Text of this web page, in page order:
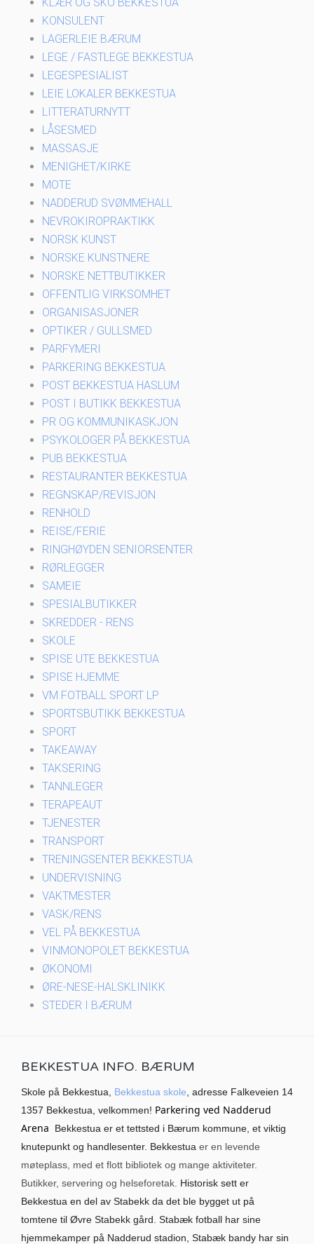
KONSULENT
LAGERLEIE BÆRUM
LEGE / FASTLEGE BEKKESTUA
LEGESPESIALIST
LEIE LOKALER BEKKESTUA
LITTERATURNYTT
LÅSESMED
MASSASJE
MENIGHET/KIRKE
MOTE
NADDERUD SVØMMEHALL
NEVROKIROPRAKTIKK
NORSK KUNST
NORSKE KUNSTNERE
NORSKE NETTBUTIKKER
OFFENTLIG VIRKSOMHET
ORGANISASJONER
OPTIKER / GULLSMED
PARFYMERI
PARKERING BEKKESTUA
POST BEKKESTUA HASLUM
POST I BUTIKK BEKKESTUA
PR OG KOMMUNIKASKJON
PSYKOLOGER PÅ BEKKESTUA
PUB BEKKESTUA
RESTAURANTER BEKKESTUA
REGNSKAP/REVISJON
RENHOLD
REISE/FERIE
RINGHØYDEN SENIORSENTER
RØRLEGGER
SAMEIE
SPESIALBUTIKKER
SKREDDER - RENS
SKOLE
SPISE UTE BEKKESTUA
SPISE HJEMME
VM FOTBALL SPORT LP
SPORTSBUTIKK BEKKESTUA
SPORT
TAKEAWAY
TAKSERING
TANNLEGER
TERAPEAUT
TJENESTER
TRANSPORT
TRENINGSENTER BEKKESTUA
UNDERVISNING
VAKTMESTER
VASK/RENS
VEL PÅ BEKKESTUA
VINMONOPOLET BEKKESTUA
ØKONOMI
ØRE-NESE-HALSKLINIKK
STEDER I BÆRUM
BEKKESTUA INFO. BÆRUM
Skole på Bekkestua, Bekkestua skole , adresse Falkeveien 14
1357 Bekkestua, velkommen! Parkering ved Nadderud
Arena
Bekkestua er et tettsted i Bærum kommune, et viktig
knutepunkt og handlesenter. Bekkestua er en levende
møteplass, med et flott bibliotek og mange aktiviteter.
Butikker, servering og helseforetak. Historisk sett er
Bekkestua en del av Stabekk da det ble bygget ut på
tomtene til Øvre Stabekk gård. Stabæk fotball har sine
hjemmekamper på Nadderud stadion, Stabæk bandy har sin